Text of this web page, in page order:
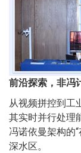
前沿探索，非冯
从视频拼控到工
其实时并行处理
冯诺依曼架构的
深水区。